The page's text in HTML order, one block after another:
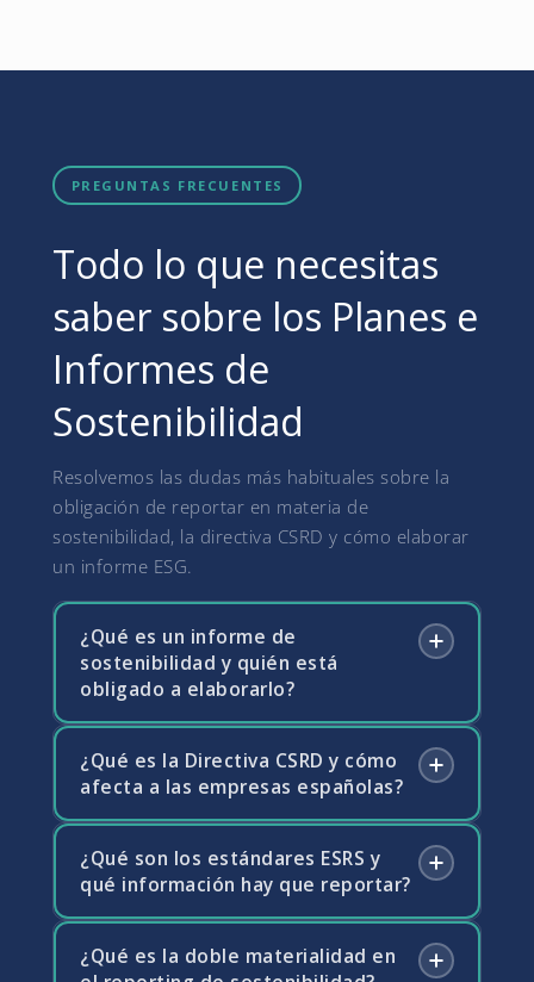
PREGUNTAS FRECUENTES
Todo lo que necesitas
saber sobre los Planes e
Informes de
Sostenibilidad
Resolvemos las dudas más habituales sobre la
obligación de reportar en materia de
sostenibilidad, la directiva CSRD y cómo elaborar
un informe ESG.
¿Qué es un informe de
sostenibilidad y quién está
obligado a elaborarlo?
Un informe de sostenibilidad es el
documento en el que una empresa divulga
información sobre su impacto ambiental,
social y de gobernanza (ESG). La Directiva
CSRD (Corporate Sustainability Reporting
Directive) amplía progresivamente la
obligación de elaborar este informe: desde
2024 para grandes empresas de interés
¿Qué es la Directiva CSRD y cómo
afecta a las empresas españolas?
La CSRD es la directiva europea que reforma
y amplía las obligaciones de reporte de
sostenibilidad de las empresas. Sustituye a la
anterior NFRD y exige que las empresas
¿Qué son los estándares ESRS y
qué información hay que reportar?
Los ESRS son los estándares europeos de
¿Qué es la doble materialidad en